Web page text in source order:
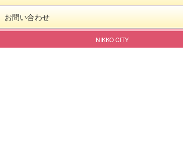
お問い合わせ
NIKKO CITY